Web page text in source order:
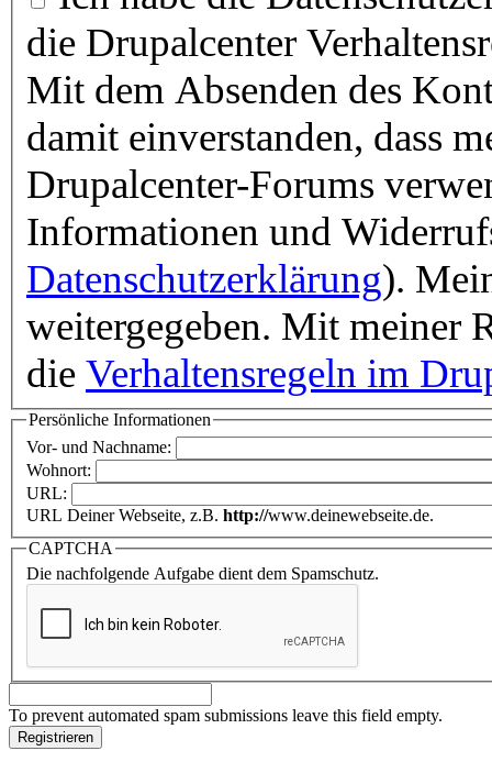
die Drupalcenter
Mit dem Absenden des
damit einverstanden, dass
Drupalcenter-Forums
Informationen und
Datenschutzerklärung).
weitergegeben. Mit meiner
die Verhaltensregeln im
Persönliche Informationen
Vor- und Nachname:
Wohnort:
URL:
URL Deiner Webseite, z.B. http://www.deinewebseite.de.
CAPTCHA
Die nachfolgende Aufgabe dient dem Spamschutz.
To prevent automated spam submissions leave this field empty.